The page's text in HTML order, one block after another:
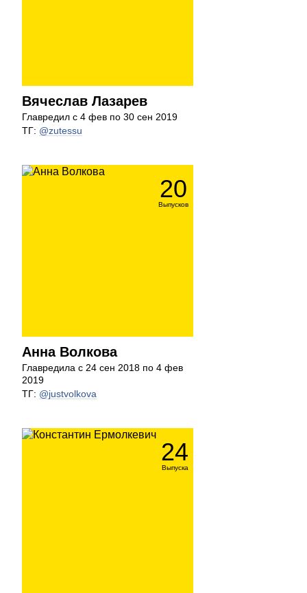
Вячеслав Лазарев
Главредил с 4 фев по 30 сен 2019
ТГ: @zutessu
20
Выпусков
Анна Волкова
Главредила с 24 сен 2018 по 4 фев
2019
ТГ: @justvolkova
24
Выпуска